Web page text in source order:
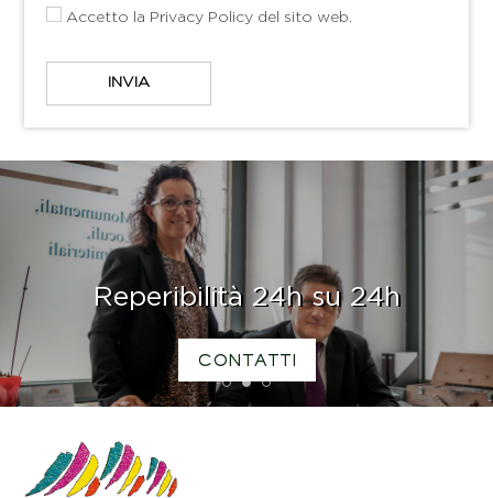
Accetto la Privacy Policy del sito web.
1 2 3
Reperibilità 24h su 24h
CONTATTI